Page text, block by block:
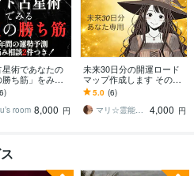
星術であなたの
勝ち筋」をみま
道を進む」た
分析鑑定。
room 8,000 円
未来30日分の開運ロード
マップ作成します その希
望や目標を達成するた
め、あなた専用ロードマ
ップを作成！
5.0 (6)
マリ☆霊能力魔女
4,000 円